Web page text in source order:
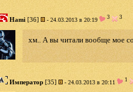
Hami [36] - 24.03.2013 в 20:19 3 3
хм.. А вы читали вообще мое
Император [35] - 24.03.2013 в 20:11 1